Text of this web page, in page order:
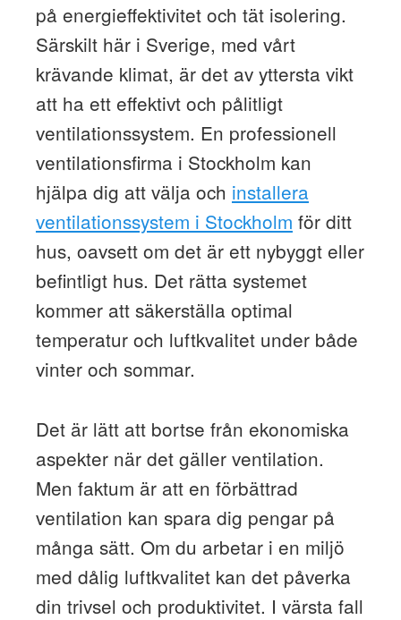
på energieffektivitet och tät isolering.
Särskilt här i Sverige, med vårt
krävande klimat, är det av yttersta vikt
att ha ett effektivt och pålitligt
ventilationssystem. En professionell
ventilationsfirma i Stockholm kan
hjälpa dig att välja och installera
ventilationssystem i Stockholm för ditt
hus, oavsett om det är ett nybyggt eller
befintligt hus. Det rätta systemet
kommer att säkerställa optimal
temperatur och luftkvalitet under både
vinter och sommar.
Det är lätt att bortse från ekonomiska
aspekter när det gäller ventilation.
Men faktum är att en förbättrad
ventilation kan spara dig pengar på
många sätt. Om du arbetar i en miljö
med dålig luftkvalitet kan det påverka
din trivsel och produktivitet. I värsta fall